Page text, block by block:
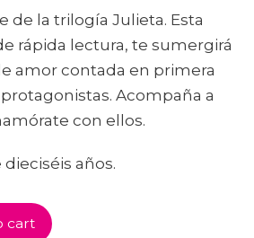
de la trilogía Julieta. Esta
rápida lectura, te sumergirá
amor contada en primera
Acompaña a
con ellos.
años.
cart